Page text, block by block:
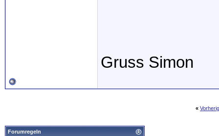
Gruss Simon
«
Forumregeln